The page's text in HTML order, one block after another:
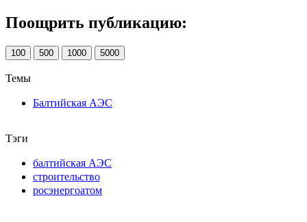
Поощрить публикацию:
100 500 1000 5000
Темы
Балтийская АЭС
Тэги
балтийская АЭС
строительство
росэнергоатом